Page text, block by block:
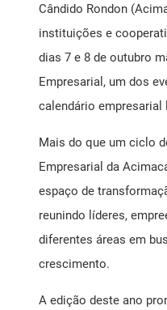
Cândido Rondon
instituições e
dias 7 e 8 de outubro
Empresarial, um dos
calendário empresarial
Mais do que um ciclo
Empresarial da
espaço de
reunindo líderes,
diferentes áreas em
crescimento.
A edição deste ano